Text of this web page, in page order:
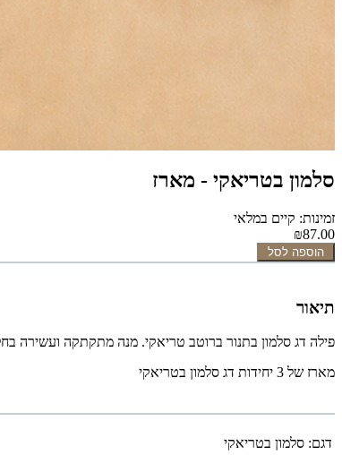
סלמון בטריאקי - מארז
זמינות: קיים במלאי
₪87.00
הוספה לסל
תיאור
פילה דג סלמון בתנור ברוטב טריאקי. מנה מתקתקה ועשירה
מארז של 3 יחידות דג סלמון בטריאקי
דגם: סלמון בטריאקי